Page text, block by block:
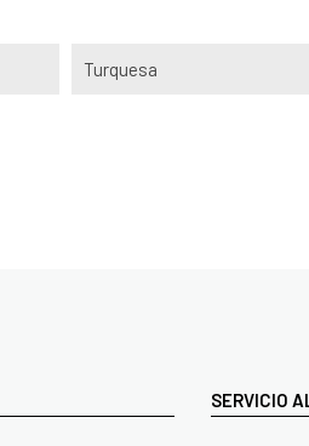
Turquesa
SERVICIO